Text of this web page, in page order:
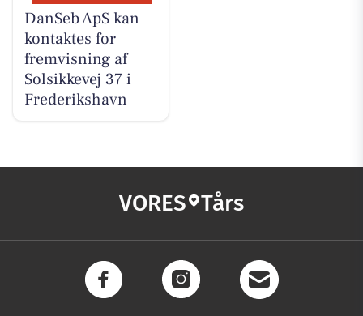
DanSeb ApS kan
kontaktes for
fremvisning af
Solsikkevej 37 i
Frederikshavn
VORES Tårs